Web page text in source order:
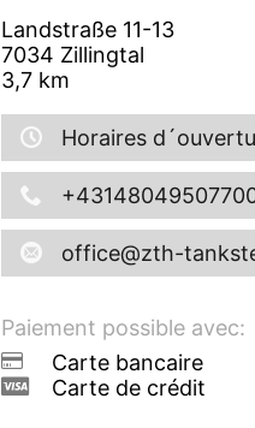
Landstraße 11-13
7034 Zillingtal
3,7km
Horaires
office@zth-
Paiement possible avec:
Carte bancaire
Carte de crédit